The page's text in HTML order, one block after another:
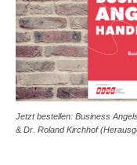
Jetzt bestellen: Business
& Dr. Roland Kirchhof